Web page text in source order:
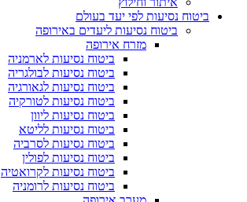
ביטוח נסיעות לפי יעד בעולם
ביטוח נסיעות ליעדים באירופה
מזרח אירופה
ביטוח נסיעות לארמניה
ביטוח נסיעות לבולגריה
ביטוח נסיעות לגאורגיה
ביטוח נסיעות לטורקיה
ביטוח נסיעות ליוון
ביטוח נסיעות לליטא
ביטוח נסיעות לסרביה
ביטוח נסיעות לפולין
ביטוח נסיעות לקרואטיה
ביטוח נסיעות לרומניה